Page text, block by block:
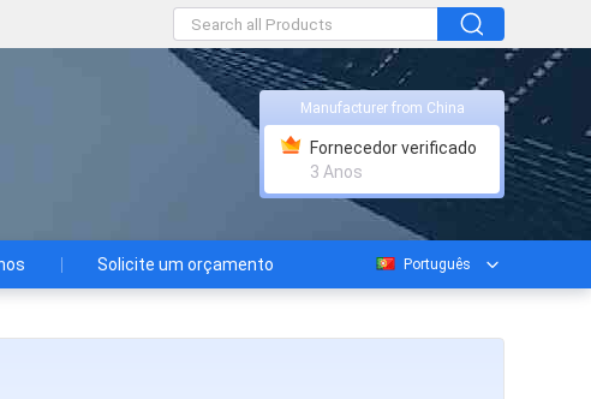
Manufacturer from China
Fornecedor verificado
3 Anos
Solicite um orçamento Português